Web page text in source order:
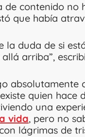
de contenido no
que había
la duda de si
arriba”,
absolutamente
quien hace
una
vida, pero no
lágrimas de